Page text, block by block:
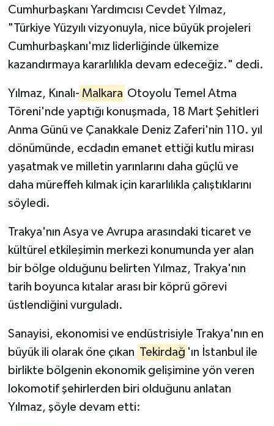
Cumhurbaşkanı Yardımcısı Cevdet Yılmaz,
"Türkiye Yüzyılı vizyonuyla, nice büyük projeleri
Cumhurbaşkanı'mız liderliğinde ülkemize
kazandırmaya kararlılıkla devam edeceğiz." dedi.
Yılmaz, Kınalı- Malkara Otoyolu Temel Atma
Töreni'nde yaptığı konuşmada, 18 Mart Şehitleri
Anma Günü ve Çanakkale Deniz Zaferi'nin 110. yıl
dönümünde, ecdadın emanet ettiği kutlu mirası
yaşatmak ve milletin yarınlarını daha güçlü ve
daha müreffeh kılmak için kararlılıkla çalıştıklarını
söyledi.
Trakya'nın Asya ve Avrupa arasındaki ticaret ve
kültürel etkileşimin merkezi konumunda yer alan
bir bölge olduğunu belirten Yılmaz, Trakya'nın
tarih boyunca kıtalar arası bir köprü görevi
üstlendiğini vurguladı.
Sanayisi, ekonomisi ve endüstrisiyle Trakya'nın en
büyük ili olarak öne çıkan Tekirdağ 'ın İstanbul ile
birlikte bölgenin ekonomik gelişimine yön veren
lokomotif şehirlerden biri olduğunu anlatan
Yılmaz, şöyle devam etti:
Siyaset
Spor
Tarım ve Ekonomi
Teknoloji
Ulusal
Yaşam